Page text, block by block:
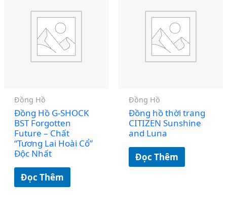
Đồng Hồ
Đồng Hồ G-SHOCK
BST Forgotten
Future – Chất
“Tương Lai Hoài Cổ”
Độc Nhất
Đọc Thêm
Đồng Hồ
Đồng hồ thời trang
CITIZEN Sunshine
and Luna
Đọc Thêm